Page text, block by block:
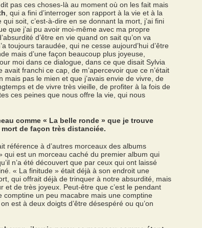
pas ces choses-là au moment où on les fait mais
, qui a fini d’interroger son rapport à la vie et à la
soit, c’est-à-dire en se donnant la mort, j’ai fini
que j’ai pu avoir moi-même avec ma propre
d’être en vie quand on sait qu’on va
toujours taraudée, qui ne cesse aujourd’hui d’être
mais d’une façon beaucoup plus joyeuse,
moi dans ce dialogue, dans ce que disait Sylvia
avait franchi ce cap, de m’apercevoir que ce n’était
mais pas le mien et que j’avais envie de vivre, de
et de vivre très vieille, de profiter à la fois de
ces peines que nous offre la vie, qui nous
comme « La belle ronde » que je trouve
de façon très distanciée.
référence à d’autres morceaux des albums
qui est un morceau caché du premier album qui
n’a été découvert que par ceux qui ont laissé
« La finitude » était déjà à son endroit une
qui offrait déjà de trinquer à notre absurdité, mais
et de très joyeux. Peut-être que c’est le pendant
comptine un peu macabre mais une comptine
est à deux doigts d’être désespéré ou qu’on